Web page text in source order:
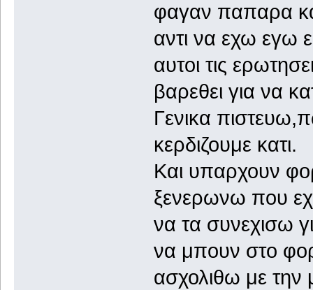
φαγαν παπαρα
αντι να εχω εγω
αυτοι τις
βαρεθει για να
Γενικα
κερδιζουμε κατι.
Και υπαρχουν
ξενερωνω που
να τα συνεχισω
να μπουν στο
ασχολιθω με την